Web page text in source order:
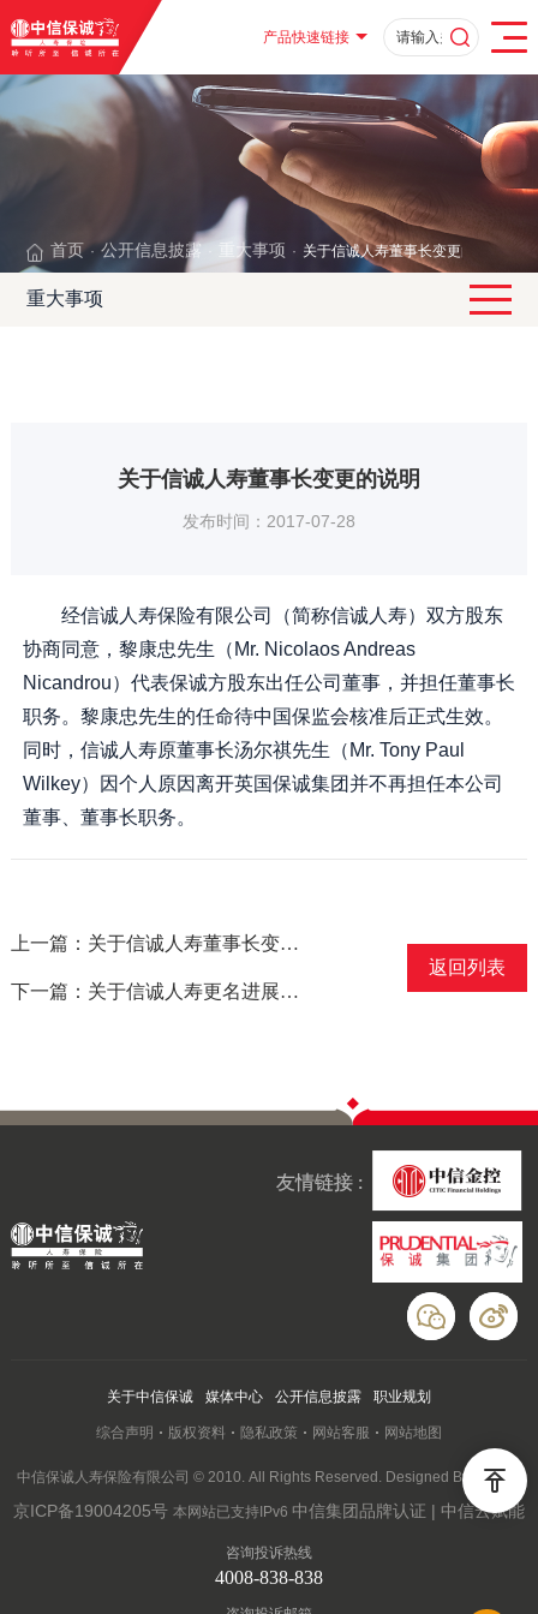
产品快速链接
首页 · 公开信息披露 重大事项 · 关于信诚人寿董事长变更的说明
重大事项
关于信诚人寿董事长变更的说明
发布时间：2017-07-28
经信诚人寿保险有限公司（简称信诚人寿）双方股东
协商同意，黎康忠先生（Mr. Nicolaos Andreas
Nicandrou）代表保诚方股东出任公司董事，并担任董事长
职务。黎康忠先生的任命待中国保监会核准后正式生效。
同时，信诚人寿原董事长汤尔祺先生（Mr. Tony Paul
Wilkey）因个人原因离开英国保诚集团并不再担任本公司
董事、董事长职务。
上一篇：关于信诚人寿董事长变更的公告
下一篇：关于信诚人寿更名进展的说明
返回列表
友情链接 :
关于中信保诚 媒体中心 公开信息披露 职业规划
综合声明 版权资料 隐私政策 网站客服 网站地图
中信保诚人寿保险有限公司 © 2010. All Rights Reserved. Designed By Wanhu
京ICP备19004205号 本网站已支持IPv6 中信集团品牌认证 | 中信云赋能
咨询投诉热线
4008-838-838